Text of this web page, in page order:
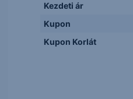
Kezdeti ár
Kupon
Kupon Korlát